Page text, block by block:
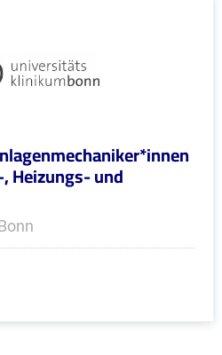
Heizungs- und